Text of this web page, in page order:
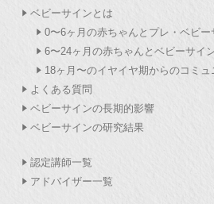
ベビーサインとは
0〜6ヶ月の赤ちゃんとプレ・ベビー
6〜24ヶ月の赤ちゃんとベビーサイ
18ヶ月〜のイヤイヤ期からのコミ
よくある質問
ベビーサインの長期的影響
ベビーサインの研究結果
認定講師一覧
アドバイザー一覧